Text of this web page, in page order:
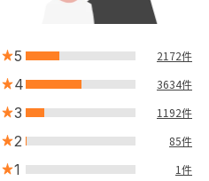
5 2172件
4 3634件
3 1192件
2 85件
1 1件